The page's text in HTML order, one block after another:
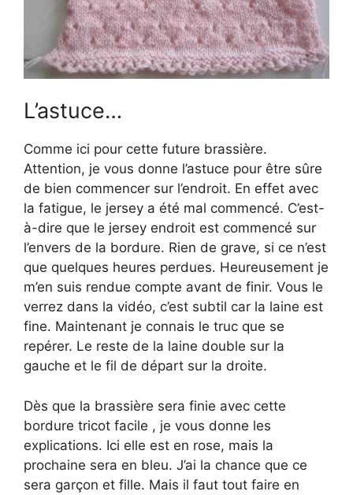
L’astuce…
Comme ici pour cette future brassière.
Attention, je vous donne l’astuce pour être sûre
de bien commencer sur l’endroit. En effet avec
la fatigue, le jersey a été mal commencé. C’est-
à-dire que le jersey endroit est commencé sur
l’envers de la bordure. Rien de grave, si ce n’est
que quelques heures perdues. Heureusement je
m’en suis rendue compte avant de finir. Vous le
verrez dans la vidéo, c’est subtil car la laine est
fine. Maintenant je connais le truc que se
repérer. Le reste de la laine double sur la
gauche et le fil de départ sur la droite.
Dès que la brassière sera finie avec cette
bordure tricot facile , je vous donne les
explications. Ici elle est en rose, mais la
prochaine sera en bleu. J’ai la chance que ce
sera garçon et fille. Mais il faut tout faire en